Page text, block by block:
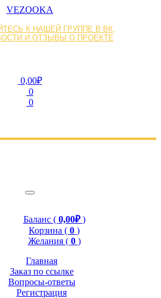
VEZOOKA
К НАШЕЙ ГРУППЕ В ВК,
И ОТЗЫВЫ О ПРОЕКТЕ
0,00₽
0
0
Баланс ( 0,00₽)
Корзина ( 0 )
Желания ( 0 )
Главная
Заказ по ссылке
Вопросы-ответы
Регистрация